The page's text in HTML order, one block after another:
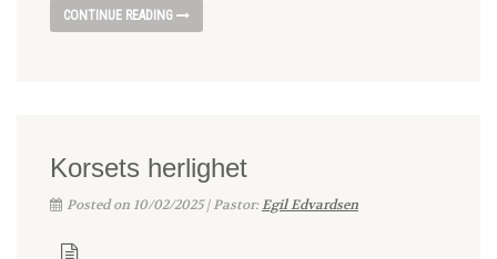
CONTINUE READING
Korsets herlighet
Posted on 10/02/2025 | Pastor:Egil Edvardsen